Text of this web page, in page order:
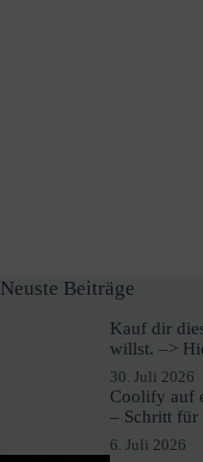
Neuste Beiträge
Kauf dir
willst. –>
30. Juli 2026
Coolify auf
– Schritt für
6. Juli 2026